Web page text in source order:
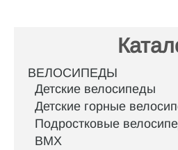
ВЕЛОСИПЕДЫ
Детские велосипеды
Детские горные
Подростковые
BMX